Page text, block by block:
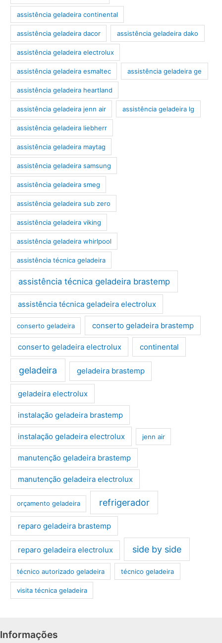
assistência geladeira continental
assistência geladeira dacor assistência geladeira dako
assistência geladeira electrolux
assistência geladeira esmaltec assistência geladeira ge
assistência geladeira heartland
assistência geladeira jenn air assistência geladeira lg
assistência geladeira liebherr
assistência geladeira maytag
assistência geladeira samsung
assistência geladeira smeg
assistência geladeira sub zero
assistência geladeira viking
assistência geladeira whirlpool
assistência técnica geladeira
assistência técnica geladeira brastemp
assistência técnica geladeira electrolux
conserto geladeira conserto geladeira brastemp
conserto geladeira electrolux continental
geladeira geladeira brastemp
geladeira electrolux
instalação geladeira brastemp
instalação geladeira electrolux jenn air
manutenção geladeira brastemp
manutenção geladeira electrolux
orçamento geladeira refrigerador
reparo geladeira brastemp
reparo geladeira electrolux side by side
técnico autorizado geladeira técnico geladeira
visita técnica geladeira
Informações